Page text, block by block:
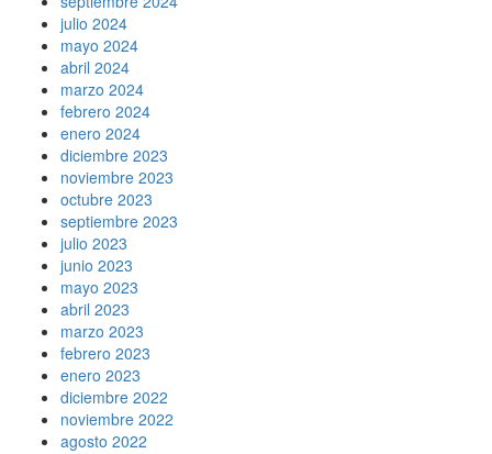
julio 2024
mayo 2024
abril 2024
marzo 2024
febrero 2024
enero 2024
diciembre 2023
noviembre 2023
octubre 2023
septiembre 2023
julio 2023
junio 2023
mayo 2023
abril 2023
marzo 2023
febrero 2023
enero 2023
diciembre 2022
noviembre 2022
agosto 2022